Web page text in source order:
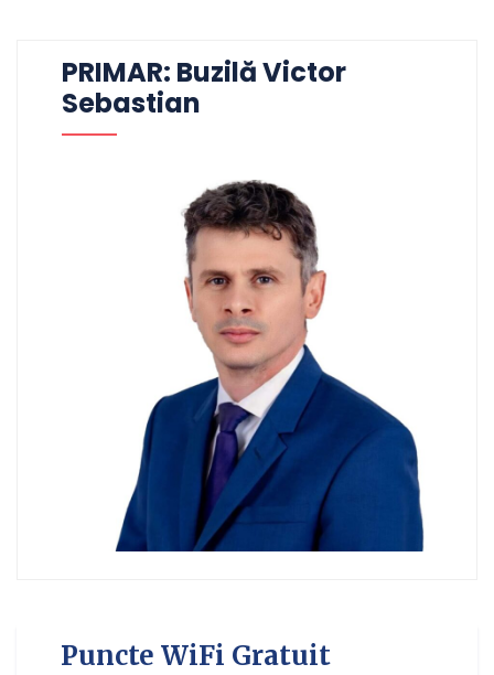
PRIMAR: Buzilă Victor
Sebastian
Puncte WiFi Gratuit